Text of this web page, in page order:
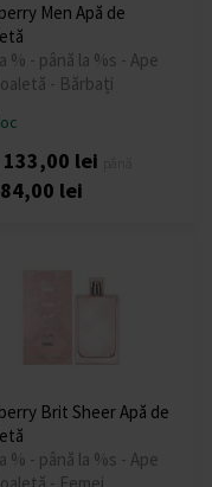
Men Apă de
% - până la %s - Ape
- Bărbați
133,00 lei
lei
Brit Sheer Apă de
% - până la %s - Ape